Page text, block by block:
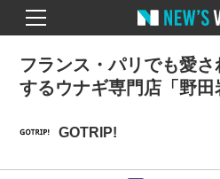
GOTRIP!
フランス・パリでも愛
するウナギ専門店「野田